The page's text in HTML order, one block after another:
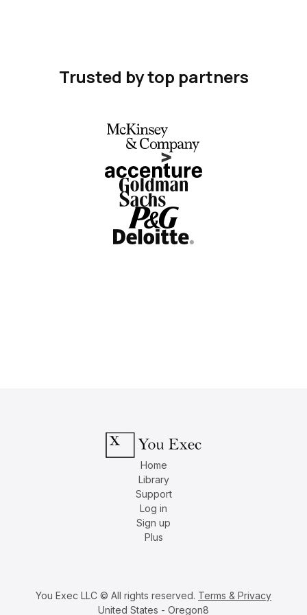
Trusted by top partners
Home
Library
Support
Log in
Sign up
Plus
You Exec LLC © All rights reserved. Terms & Privacy
United States - Oregon8